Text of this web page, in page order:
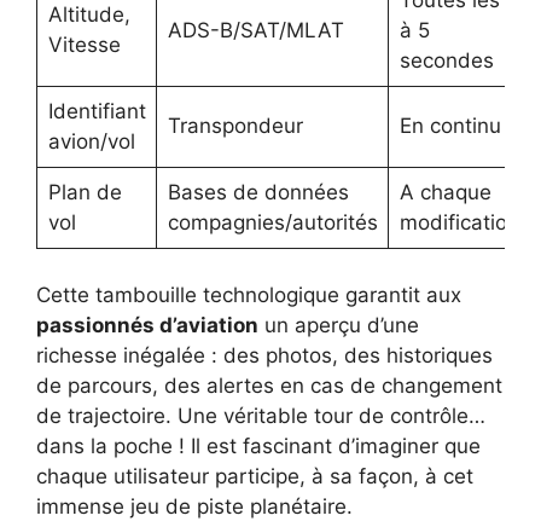
Altitude,
Vitesse
ADS-B/SAT/MLAT
à 5
secondes
Identifiant
avion/vol
Transpondeur En continu
Plan de
vol
Bases de données
compagnies/autorités
A chaque
modification
Cette tambouille technologique garantit aux
passionnés d’aviation un aperçu d’une
richesse inégalée : des photos, des historiques
de parcours, des alertes en cas de changement
de trajectoire. Une véritable tour de contrôle…
dans la poche ! Il est fascinant d’imaginer que
chaque utilisateur participe, à sa façon, à cet
immense jeu de piste planétaire.